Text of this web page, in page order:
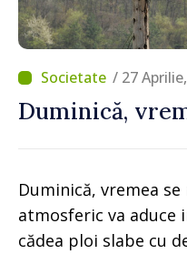
/ 27
Duminică,
Duminică, vremea
atmosferic va
cădea ploi slabe cu